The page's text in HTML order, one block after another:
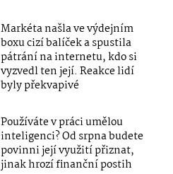
Markéta našla ve výdejním
boxu cizí balíček a spustila
pátrání na internetu, kdo si
vyzvedl ten její. Reakce lidí
byly překvapivé
Používáte v práci umělou
inteligenci? Od srpna budete
povinni její využití přiznat,
jinak hrozí finanční postih